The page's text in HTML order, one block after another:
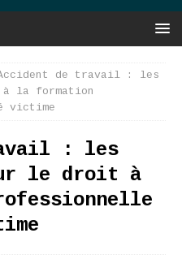
de travail : les
à la formation
victime
: les
le droit à